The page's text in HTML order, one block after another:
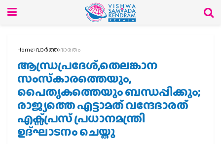
Home വാര്‍ത്ത ഭാരതം
ആന്ധ്രപ്രദേശ്,തെലങ്കാന
സംസ്‌കാരത്തെയും,
പൈതൃകത്തെയും ബന്ധപ്പിക്കും;
രാജ്യത്തെ എട്ടാമത് വന്ദേഭാരത്‍
എക്സ്പ്രസ് പ്രധാനമന്ത്രി
ഉദ്ഘാടനം ചെയ്തു